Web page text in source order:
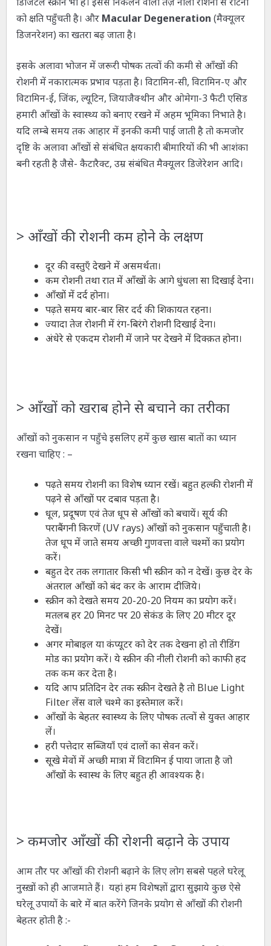
को क्षति पहुँचती है। और Macular Degeneration (मैक्यूलर
डिजनरेशन) का खतरा बढ़ जाता है।
इसके अलावा भोजन में जरूरी पोषक तत्वों की कमी से आँखों की
रोशनी में नकारात्मक प्रभाव पड़ता है। विटामिन-सी, विटामिन-ए और
विटामिन-ई, जिंक, ल्यूटिन, जियाजैक्थीन और ओमेगा-3 फैटी एसिड
हमारी आँखों के स्वास्थ्य को बनाए रखने में अहम भूमिका निभाते है।
यदि लम्बे समय तक आहार में इनकी कमी पाई जाती है तो कमजोर
दृष्टि के अलावा आँखों से संबंधित क्षयकारी बीमारियों की भी आशंका
बनी रहती है जैसे- कैटारैक्ट, उम्र संबंधित मैक्यूलर डिजेरेशन आदि।
> आँखों की रोशनी कम होने के लक्षण
दूर की वस्तुएँ देखने में असमर्थता।
कम रोशनी तथा रात में आँखों के आगे धुंधला सा दिखाई देना।
आँखों में दर्द होना।
पढ़ते समय बार-बार सिर दर्द की शिकायत रहना।
ज्यादा तेज रोशनी में रंग-बिरंगे रोशनी दिखाई देना।
अंधेरे से एकदम रोशनी में जाने पर देखने में दिक्क़त होना।
> आँखों को खराब होने से बचाने का तरीका
आँखों को नुकसान न पहुँचे इसलिए हमें कुछ खास बातों का ध्यान
रखना चाहिए : –
पढ़ते समय रोशनी का विशेष ध्यान रखें। बहुत हल्की रोशनी में
पढ़ने से आँखों पर दबाव पड़ता है।
धूल, प्रदूषण एवं तेज धूप से आँखों को बचायें। सूर्य की
पराबैंगनी किरणें (UV rays) आँखों को नुकसान पहुँचाती है।
तेज धूप में जाते समय अच्छी गुणवत्ता वाले चश्मों का प्रयोग
करें।
बहुत देर तक लगातार किसी भी स्क्रीन को न देखें। कुछ देर के
अंतराल आँखों को बंद कर के आराम दीजिये।
स्क्रीन को देखते समय 20-20-20 नियम का प्रयोग करें।
मतलब हर 20 मिनट पर 20 सेकंड के लिए 20 मीटर दूर
देखें।
अगर मोबाइल या कंप्यूटर को देर तक देखना हो तो रीडिंग
मोड का प्रयोग करें। ये स्क्रीन की नीली रोशनी को काफी हद
तक कम कर देता है।
यदि आप प्रतिदिन देर तक स्क्रीन देखते है तो Blue Light
Filter लेंस वाले चश्मे का इस्तेमाल करें।
आँखों के बेहतर स्वास्थ्य के लिए पोषक तत्वों से युक्त आहार
लें।
हरी पत्तेदार सब्जियाँ एवं दालों का सेवन करें।
सूखे मेवों में अच्छी मात्रा में विटामिन ई पाया जाता है जो
आँखों के स्वास्थ के लिए बहुत ही आवश्यक है।
> कमजोर आँखों की रोशनी बढ़ाने के उपाय
आम तौर पर आँखों की रोशनी बढ़ाने के लिए लोग सबसे पहले घरेलू
नुस्ख़ों को ही आजमाते हैं। यहां हम विशेषज्ञों द्वारा सुझाये कुछ ऐसे
घरेलू उपायों के बारे में बात करेंगे जिनके प्रयोग से आँखों की रोशनी
बेहतर होती है :-